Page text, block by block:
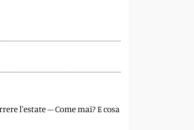
l'estate – Come mai? E cosa